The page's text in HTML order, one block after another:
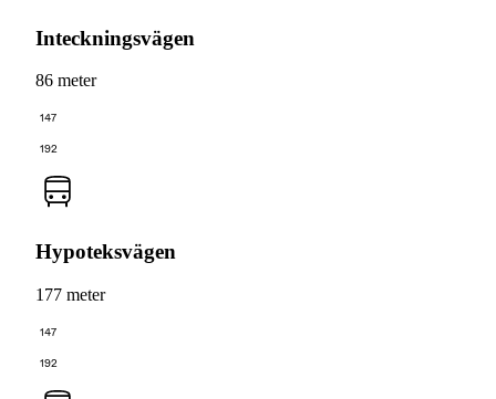
Inteckningsvägen
86 meter
147
192
Hypoteksvägen
177 meter
147
192